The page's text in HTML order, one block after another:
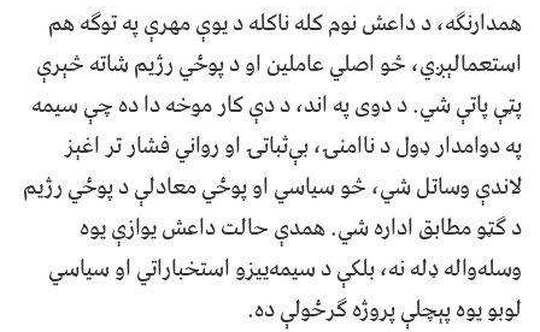
همدارنګه، د داعش نوم کله ناکله د يوې مهرې په توګه هم
استعمالېږي، څو اصلي عاملين او د پوځي رژیم شاته څېرې
پټې پاتې شي. د دوی په اند، د دې کار موخه دا ده چې سيمه
په دوامدار ډول د ناامنۍ، بې‌ثباتۍ او رواني فشار تر اغېز
لاندې وساتل شي، څو سياسي او پوځي معادلې د پوځي رژیم
د ګټو مطابق اداره شي. همدې حالت داعش يوازې يوه
وسله‌واله ډله نه، بلکې د سيمه‌ييزو استخباراتي او سياسي
لوبو يوه پېچلې پروژه ګرځولې ده.